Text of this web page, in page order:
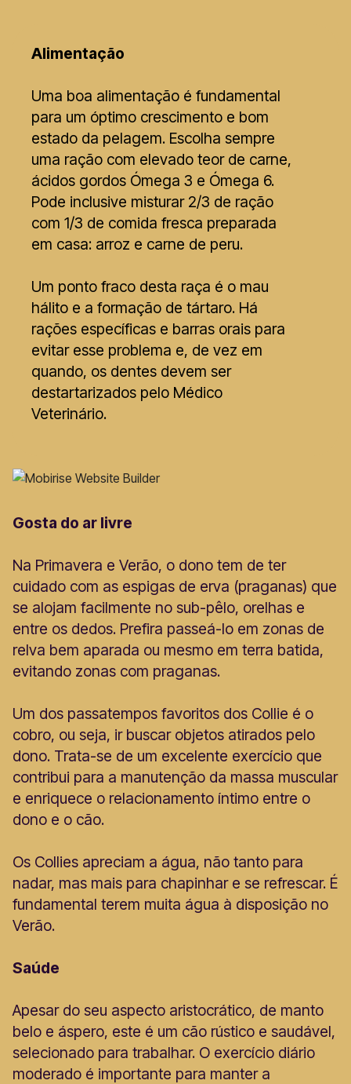
Alimentação
Uma boa alimentação é fundamental
para um óptimo crescimento e bom
estado da pelagem. Escolha sempre
uma ração com elevado teor de carne,
ácidos gordos Ómega 3 e Ómega 6.
Pode inclusive misturar 2/3 de ração
com 1/3 de comida fresca preparada
em casa: arroz e carne de peru.
Um ponto fraco desta raça é o mau
hálito e a formação de tártaro. Há
rações específicas e barras orais para
evitar esse problema e, de vez em
quando, os dentes devem ser
destartarizados pelo Médico
Veterinário.
Gosta do ar livre
Na Primavera e Verão, o dono tem de ter
cuidado com as espigas de erva (praganas) que
se alojam facilmente no sub-pêlo, orelhas e
entre os dedos. Prefira passeá-lo em zonas de
relva bem aparada ou mesmo em terra batida,
evitando zonas com praganas.
Um dos passatempos favoritos dos Collie é o
cobro, ou seja, ir buscar objetos atirados pelo
dono. Trata-se de um excelente exercício que
contribui para a manutenção da massa muscular
e enriquece o relacionamento íntimo entre o
dono e o cão.
Os Collies apreciam a água, não tanto para
nadar, mas mais para chapinhar e se refrescar. É
fundamental terem muita água à disposição no
Verão.
Saúde
Apesar do seu aspecto aristocrático, de manto
belo e áspero, este é um cão rústico e saudável,
selecionado para trabalhar. O exercício diário
moderado é importante para manter a